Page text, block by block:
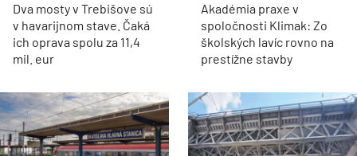
Dva mosty v Trebišove sú
v havarijnom stave. Čaká
ich oprava spolu za 11,4
mil. eur
Akadémia praxe v
spoločnosti Klimak: Zo
školských lavíc rovno na
prestížne stavby